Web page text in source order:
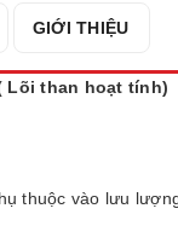
GIỚI THIỆU
Lõi than hoạt tính)
thuộc vào lưu